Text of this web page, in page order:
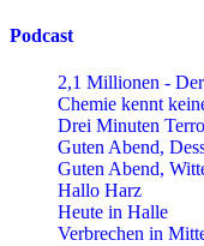
Podcast
2,1 Millionen -
Chemie kennt
Drei Minuten
Guten Abend,
Guten Abend,
Hallo Harz
Heute in Halle
Verbrechen in